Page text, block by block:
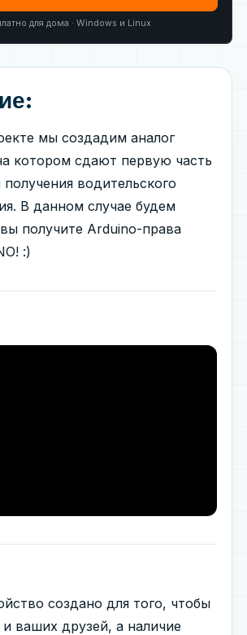
для дома · Windows и Linux
мы создадим аналог
котором сдают первую часть
водительского
В данном случае будем
получите Arduino-права
:)
создано для того, чтобы
и ваших друзей, а наличие